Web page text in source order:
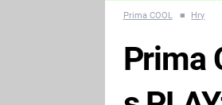
Prima COOL ■ Hry
Prima